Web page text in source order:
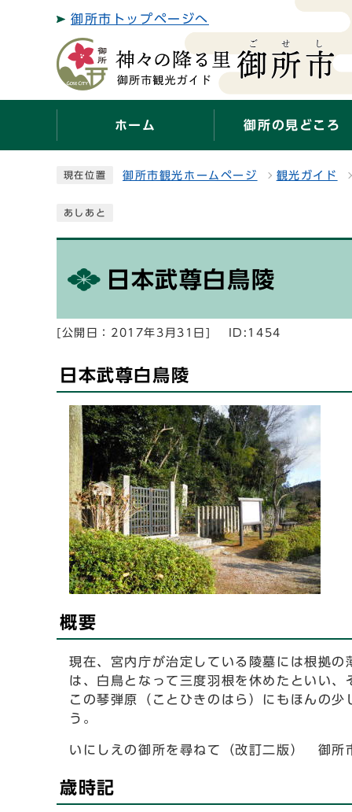
御所市トップページへ
ホーム 御所の見どころ
現在位置 御所市観光ホームページ 観光ガイド
あしあと
日本武尊白鳥陵
[公開日：2017年3月31日] ID:1454
日本武尊白鳥陵
概要
現在、宮内庁が治定している陵墓には根拠
は、白鳥となって三度羽根を休めたといい
この琴弾原（ことひきのはら）にもほんの
う。
いにしえの御所を尋ねて（改訂二版） 御所
歳時記